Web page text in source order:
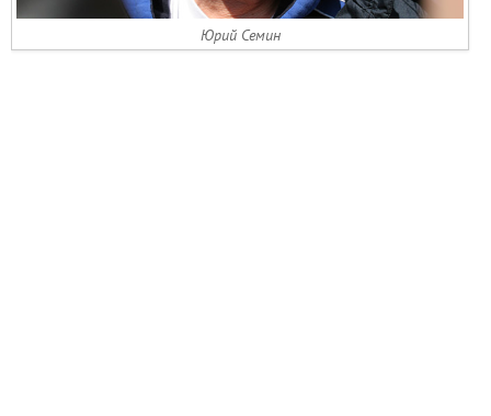
Юрий Семин